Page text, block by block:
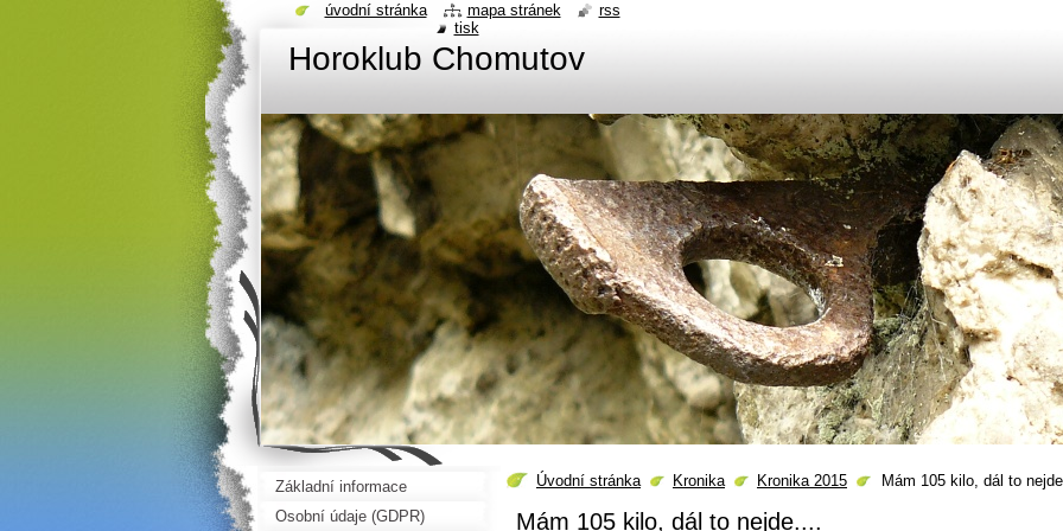
Horoklub Chomutov
Úvodní stránka Kronika Kronika 2015 Mám 105 kilo, dál to
Mám 105 kilo, dál to nejde....
Základní informace
Osobní údaje (GDPR)
úvodní stránka mapa stránek
rss
tisk